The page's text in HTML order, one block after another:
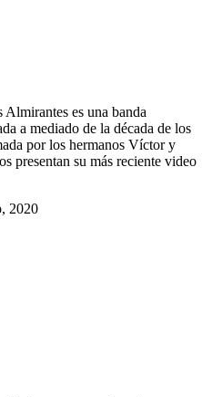
Almirantes es una banda
a mediado de la década de los
por los hermanos Víctor y
presentan su más reciente video
2020